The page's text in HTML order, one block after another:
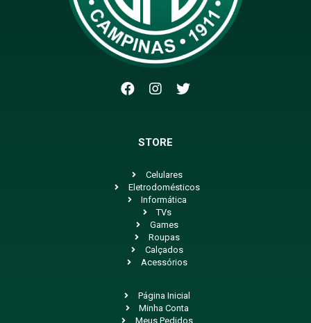
STORE
Celulares
Eletrodomésticos
Informática
TVs
Games
Roupas
Calçados
Acessórios
Página Inicial
Minha Conta
Meus Pedidos